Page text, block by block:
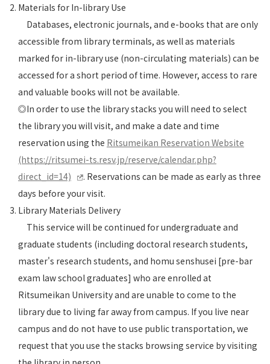
Materials for In-library Use
Databases, electronic journals, and e-books that are only
accessible from library terminals, as well as materials
marked for in-library use (non-circulating materials) can be
accessed for a short period of time. However, access to rare
and valuable books will not be available.
◎In order to use the library stacks you will need to select
the library you will visit, and make a date and time
reservation using the Ritsumeikan Reservation Website
(https://ritsumei-ts.resv.jp/reserve/calendar.php?
direct_id=14)
. Reservations can be made as early as three
days before your visit.
Library Materials Delivery
This service will be continued for undergraduate and
graduate students (including doctoral research students,
master's research students, and homu senshusei [pre-bar
exam law school graduates] who are enrolled at
Ritsumeikan University and are unable to come to the
library due to living far away from campus. If you live near
campus and do not have to use public transportation, we
request that you use the stacks browsing service by visiting